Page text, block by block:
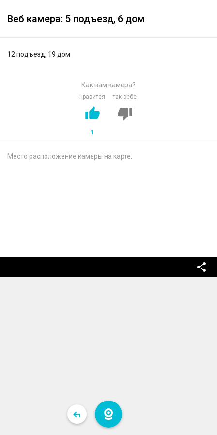
Веб камера: 5 подъезд, 6 дом
12 подъезд, 19 дом
Как вам камера?
нравится так себе
1
Место расположение камеры на карте: